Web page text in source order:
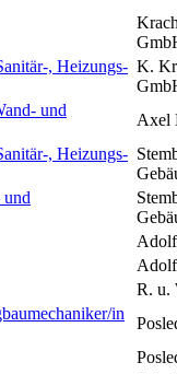
, Heizungs- K.
und
Axel
, Heizungs-
R. u.
in